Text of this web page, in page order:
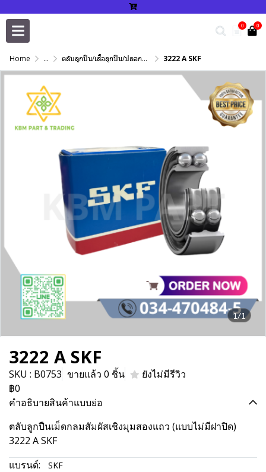
0 0
Home ... ตลับลูกปืน/เสื้อลูกปืน/ปลอกปรับเพลา/แหวนกำหนด/เพลาฮาร์ดโครม 3222 A SKF
1/1
3222 A SKF
SKU : B0753 ขายแล้ว 0 ชิ้น
ยังไม่มีรีวิว
฿0
คำอธิบายสินค้าแบบย่อ
ตลับลูกปืนเม็ดกลมสัมผัสเชิงมุมสองแถว (แบบไม่มีฝาปิด)
3222 A SKF
แบรนด์:
SKF